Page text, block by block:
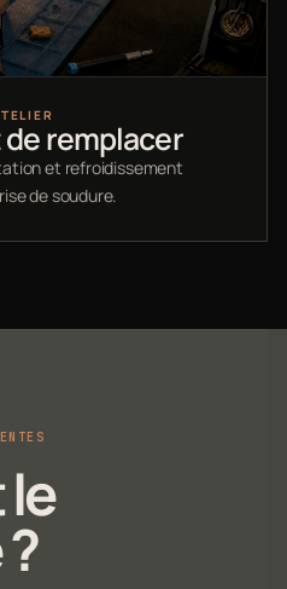
remplacer
et refroidissement
de soudure.